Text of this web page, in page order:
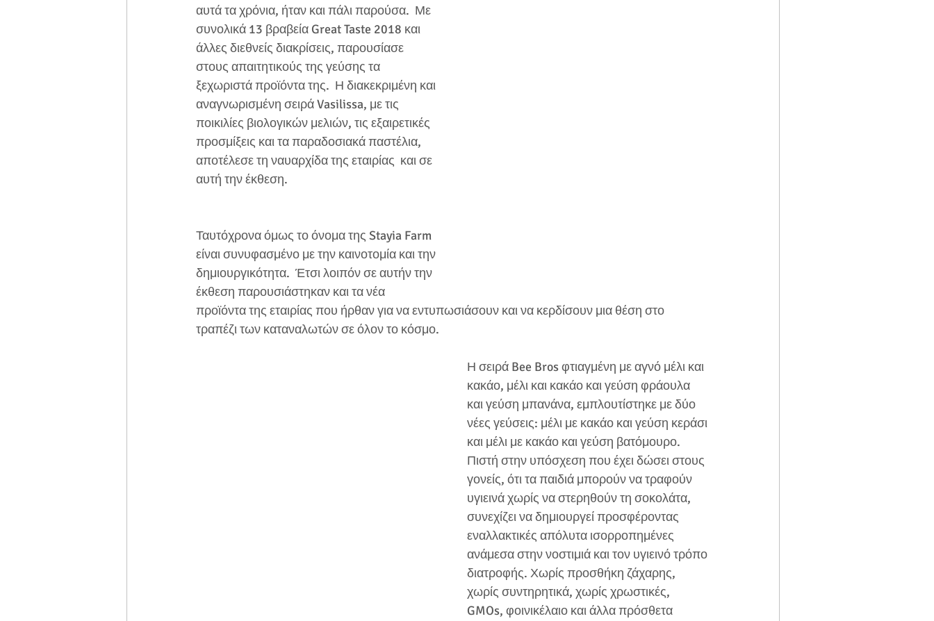
αυτά τα χρόνια, ήταν και πάλι παρούσα.  Με
συνολικά 13 βραβεία Great Taste 2018 και
άλλες διεθνείς διακρίσεις, παρουσίασε
στους απαιτητικούς της γεύσης τα
ξεχωριστά προϊόντα της.  Η διακεκριμένη και
αναγνωρισμένη σειρά Vasilissa, με τις
ποικιλίες βιολογικών μελιών, τις εξαιρετικές
προσμίξεις και τα παραδοσιακά παστέλια,
αποτέλεσε τη ναυαρχίδα της εταιρίας  και σε
αυτή την έκθεση.
Ταυτόχρονα όμως το όνομα της Stayia Farm
είναι συνυφασμένο με την καινοτομία και την
δημιουργικότητα.  Έτσι λοιπόν σε αυτήν την
έκθεση παρουσιάστηκαν και τα νέα
προϊόντα της εταιρίας που ήρθαν για να εντυπωσιάσουν και να κερδίσουν μια θέση στο
τραπέζι των καταναλωτών σε όλον το κόσμο.
Η σειρά Bee Bros φτιαγμένη με αγνό μέλι και
κακάο, μέλι και κακάο και γεύση φράουλα
και γεύση μπανάνα, εμπλουτίστηκε με δύο
νέες γεύσεις: μέλι με κακάο και γεύση κεράσι
και μέλι με κακάο και γεύση βατόμουρο.
Πιστή στην υπόσχεση που έχει δώσει στους
γονείς, ότι τα παιδιά μπορούν να τραφούν
υγιεινά χωρίς να στερηθούν τη σοκολάτα,
συνεχίζει να δημιουργεί προσφέροντας
εναλλακτικές απόλυτα ισορροπημένες
ανάμεσα στην νοστιμιά και τον υγιεινό τρόπο
διατροφής. Χωρίς προσθήκη ζάχαρης,
χωρίς συντηρητικά, χωρίς χρωστικές,
GMOs, φοινικέλαιο και άλλα πρόσθετα